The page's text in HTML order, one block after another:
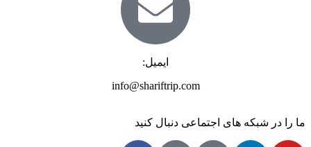
ایمیل:
info@shariftrip.com
ما را در شبکه های اجتماعی دنبال کنید